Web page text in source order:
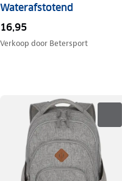
Waterafstotend
16,95
Verkoop door Betersport